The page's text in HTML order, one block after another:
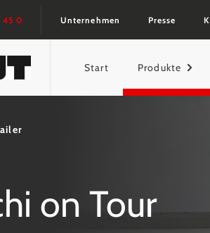
springen
45 0 Unternehmen Presse
Start Produkte
on Tour